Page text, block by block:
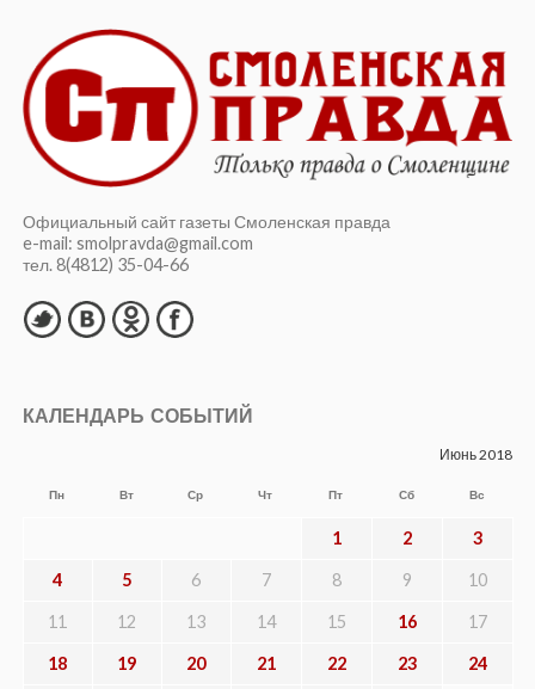
Официальный сайт газеты Смоленская правда
e-mail: smolpravda@gmail.com
тел. 8(4812) 35-04-66
КАЛЕНДАРЬ СОБЫТИЙ
Июнь 2018
Пн Вт Ср Чт Пт Сб Вс
1 2 3
4 5 6 7 8 9 10
11 12 13 14 15 16 17
18 19 20 21 22 23 24